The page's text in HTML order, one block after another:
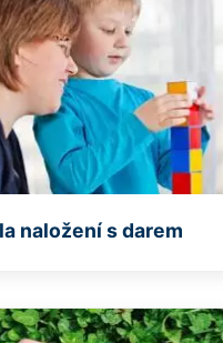
naložení s darem